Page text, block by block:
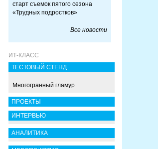
старт съемок пятого сезона
«Трудных подростков»
Все новости
ИТ-КЛАСС
ТЕСТОВЫЙ СТЕНД
Многогранный гламур
ПРОЕКТЫ
ИНТЕРВЬЮ
АНАЛИТИКА